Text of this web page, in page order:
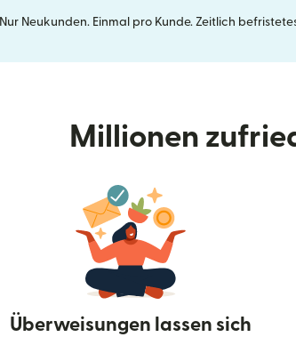
Nur Neukunden. Einmal pro Kunde. Zeitlich
Millionen
Überweisungen lassen sich